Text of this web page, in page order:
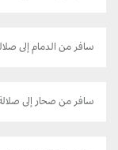
سافر من الدمام إلى صلالة
سافر من صحار إلى صلالة